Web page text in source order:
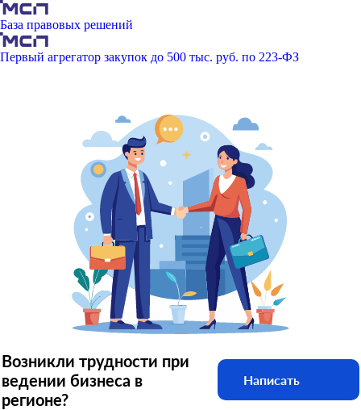
База правовых решений
Первый агрегатор закупок до 500 тыс. руб. по 223-ФЗ
Возникли трудности при
ведении бизнеса в
регионе?
Написать